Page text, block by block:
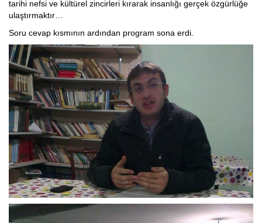
tarihi nefsi ve kültürel zincirleri kırarak insanlığı gerçek özgürlüğe
ulaştırmaktır…
Soru cevap kısmının ardından program sona erdi.